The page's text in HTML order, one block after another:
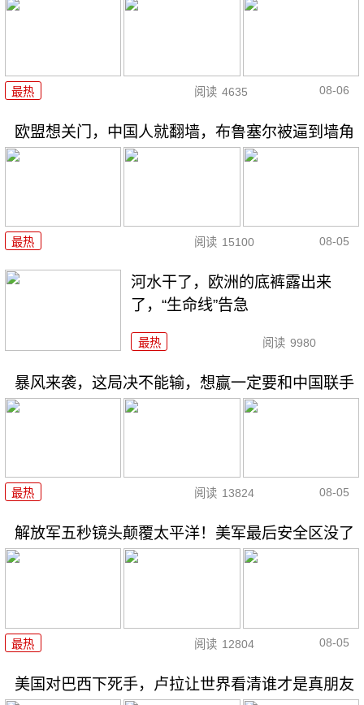
最热 阅读 4635 08-06
欧盟想关门，中国人就翻墙，布鲁塞尔被逼到墙角
最热 阅读 15100 08-05
河水干了，欧洲的底裤露出来
了，“生命线”告急
最热 阅读 9980
暴风来袭，这局决不能输，想赢一定要和中国联手
最热 阅读 13824 08-05
解放军五秒镜头颠覆太平洋！美军最后安全区没了
最热 阅读 12804 08-05
美国对巴西下死手，卢拉让世界看清谁才是真朋友